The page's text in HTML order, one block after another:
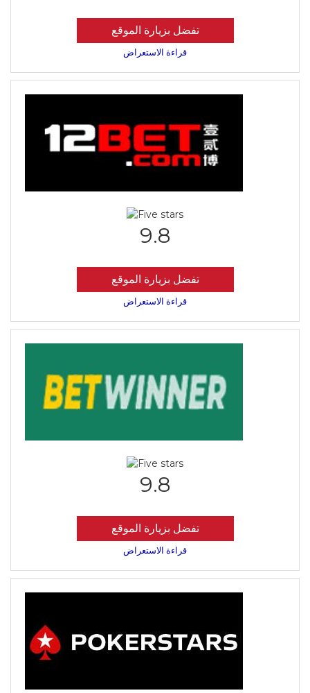
تفضل بزيارة الموقع
قراءة الاستعراض
9.8
تفضل بزيارة الموقع
قراءة الاستعراض
9.8
تفضل بزيارة الموقع
قراءة الاستعراض